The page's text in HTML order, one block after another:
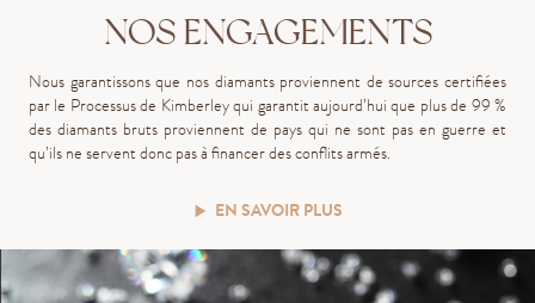
NOS ENGAGEMENTS
Nous garantissons que nos diamants proviennent de sources certifiées
par le Processus de Kimberley qui garantit aujourd’hui que plus de 99 %
des diamants bruts proviennent de pays qui ne sont pas en guerre et
qu’ils ne servent donc pas à financer des conflits armés.
EN SAVOIR PLUS